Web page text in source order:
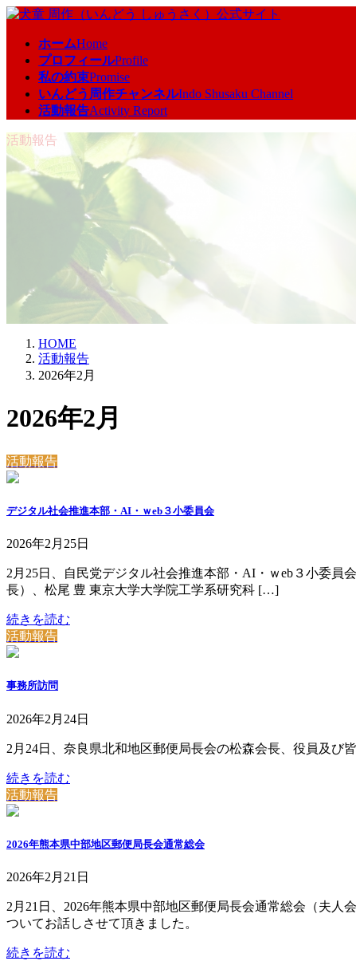
コ
キ
ッ
プ
ナ
に
移
動
ホームHome
プロフィールProfile
私の約束Promise
いんどう周作チャンネルIndo Shusaku Channel
活動報告Activity Report
活動報告
HOME
活動報告
2026年2月
2026年2月
活動報告
デジタル社会推進本部・AI・ｗeb３小委員会
2026年2月25日
2月25日、自民党デジタル社会推進本部・AI・ｗeb３小委
長）、松尾 豊 東京大学大学院工学系研究科 […]
続きを読む
活動報告
事務所訪問
2026年2月24日
2月24日、奈良県北和地区郵便局長会の松森会長、役員及び
続きを読む
活動報告
2026年熊本県中部地区郵便局長会通常総会
2026年2月21日
2月21日、2026年熊本県中部地区郵便局長会通常総会（夫
ついてお話しさせて頂きました。
続きを読む